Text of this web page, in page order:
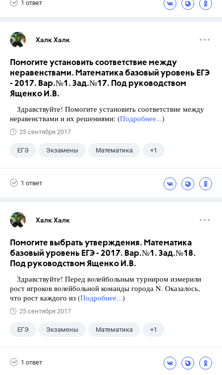
1 ответ
Халк Халк
Помогите установить соответствие между
неравенствами. Математика базовый уровень ЕГЭ
- 2017. Вар.№1. Зад.№17. Под руководством
Ященко И.В.
Здравствуйте! Помогите установить соответствие между
неравенствами и их решениями: (Подробнее...)
25 сентября 2017
ЕГЭ Экзамены Математика +1
1 ответ
Халк Халк
Помогите выбрать утверждения. Математика
базовый уровень ЕГЭ - 2017. Вар.№1. Зад.№18.
Под руководством Ященко И.В.
Здравствуйте! Перед волейбольным турниром измерили
рост игроков волейбольной команды города N. Оказалось,
что рост каждого из (Подробнее...)
25 сентября 2017
ЕГЭ Экзамены Математика +1
1 ответ